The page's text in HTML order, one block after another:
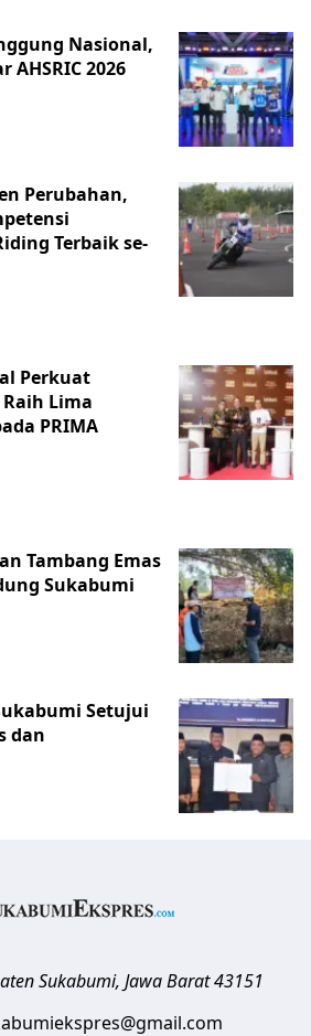
Nasional,
AHSRIC 2026
Perubahan,
Terbaik se-
Perkuat
Lima
PRIMA
Tambang Emas
Sukabumi
Setujui
dan
Sukabumi, Jawa Barat 43151